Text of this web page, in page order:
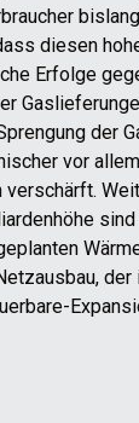
diesen
Erfolge
der
vor
verschärft.
sind